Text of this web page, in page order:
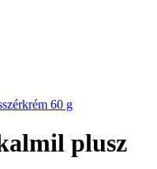
60 g
plusz